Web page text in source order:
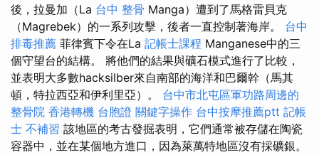
後，拉曼加（La 台中 整骨 Manga）遭到了馬格雷貝克
（Magrebek）的一系列攻擊，後者一​​直控制著海岸。 台中
排毒推薦 菲律賓下令在La 記帳士課程 Manganese中的三
個守望台的結構。 將他們的結果與礦石模式進行了比較，
並表明大多數hacksilber來自南部的海洋和巴爾幹（馬其
頓，特拉西亞和伊利里亞）。 台中市北屯區軍功路周邊的
整骨院 香港轉機 台胞證 關鍵字操作 台中按摩推薦ptt 記帳
士 不補習 該地區的考古發掘表明，它們通常被存儲在陶瓷
容器中，並在某個地方進口，因為萊萬特地區沒有採礦銀。